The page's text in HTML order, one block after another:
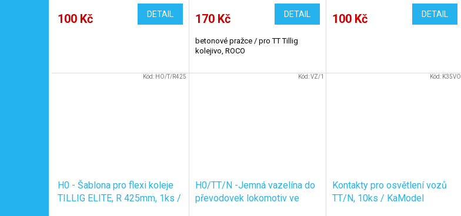
100 Kč DETAIL 170 Kč DETAIL
betonové pražce / pro TT Tillig
kolejivo, ROCO
100 Kč DETAIL
H0 - Šablona pro flexi koleje
TILLIG ELITE, R 425mm, 1ks /
Kód: HO/T/R425
H0/TT/N -Jemná vazelína do
převodovek lokomotiv ve
Kód:VZ/1
Kontakty pro osvětlení vozů
TT/N, 10ks / KaModel
Kód: K35VO